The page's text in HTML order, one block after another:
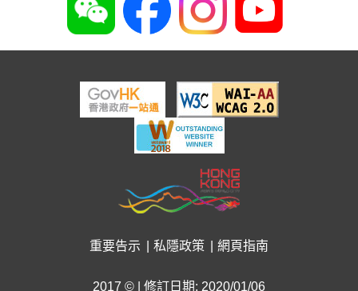
重要告示 私隱政策 網頁指南
2017 © | 修訂日期: 2020/01/06